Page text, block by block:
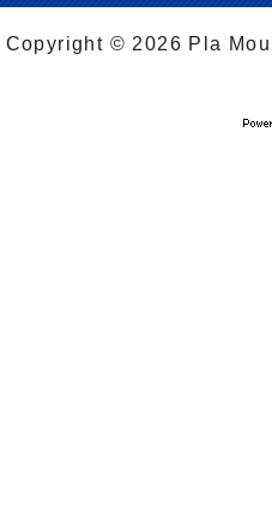
Copyright © 2026 Pla